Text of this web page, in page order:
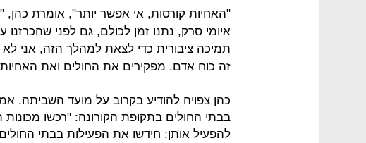
"האחיות קורסות, אי אפשר יותר", אומרת
איומי סרק, נתנו זמן לכולם, גם לפני
תמיכה ציבורית כדי לצאת למהלך הזה, אני
זה כוח אדם. מפקירים את החולים ואת
כהן צפויה להודיע בקרוב על מועד
בבתי החולים בתקופת הקורונה: "רכשו
להפעיל אותן; חידשו את הפעילות בבתי